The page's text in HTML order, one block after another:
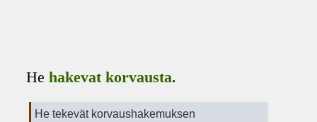
Hehakevat korvausta.
He tekevät korvaushakemuksen